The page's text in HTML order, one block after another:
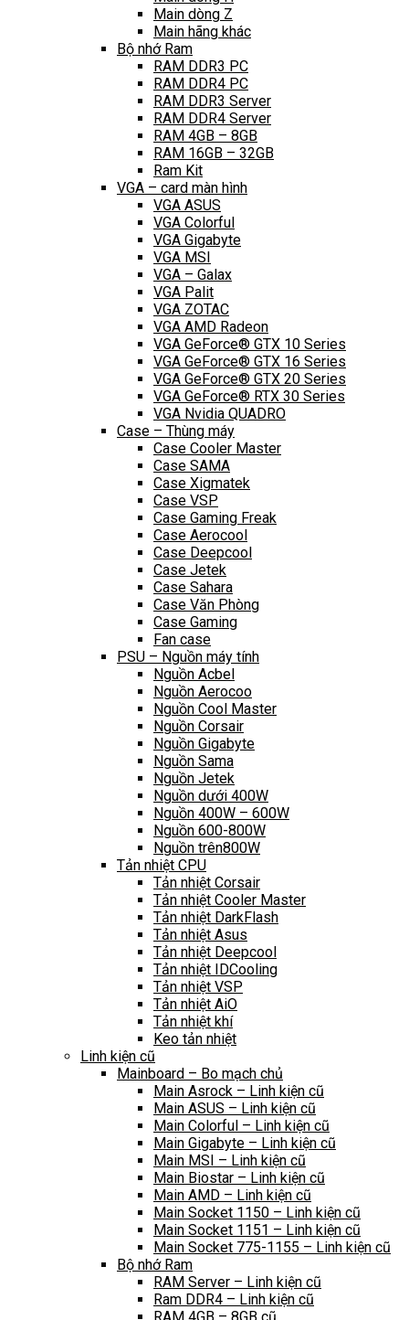
Main dòng Z
Main hãng khác
Bộ nhớ Ram
RAM DDR3 PC
RAM DDR4 PC
RAM DDR3 Server
RAM DDR4 Server
RAM 4GB – 8GB
RAM 16GB – 32GB
Ram Kit
VGA – card màn hình
VGA ASUS
VGA Colorful
VGA Gigabyte
VGA MSI
VGA – Galax
VGA Palit
VGA ZOTAC
VGA AMD Radeon
VGA GeForce® GTX 10 Series
VGA GeForce® GTX 16 Series
VGA GeForce® GTX 20 Series
VGA GeForce® RTX 30 Series
VGA Nvidia QUADRO
Case – Thùng máy
Case Cooler Master
Case SAMA
Case Xigmatek
Case VSP
Case Gaming Freak
Case Aerocool
Case Deepcool
Case Jetek
Case Sahara
Case Văn Phòng
Case Gaming
Fan case
PSU – Nguồn máy tính
Nguồn Acbel
Nguồn Aerocoo
Nguồn Cool Master
Nguồn Corsair
Nguồn Gigabyte
Nguồn Sama
Nguồn Jetek
Nguồn dưới 400W
Nguồn 400W – 600W
Nguồn 600-800W
Nguồn trên800W
Tản nhiệt CPU
Tản nhiệt Corsair
Tản nhiệt Cooler Master
Tản nhiệt DarkFlash
Tản nhiệt Asus
Tản nhiệt Deepcool
Tản nhiệt IDCooling
Tản nhiệt VSP
Tản nhiệt AiO
Tản nhiệt khí
Keo tản nhiệt
Linh kiện cũ
Mainboard – Bo mạch chủ
Main Asrock – Linh kiện cũ
Main ASUS – Linh kiện cũ
Main Colorful – Linh kiện cũ
Main Gigabyte – Linh kiện cũ
Main MSI – Linh kiện cũ
Main Biostar – Linh kiện cũ
Main AMD – Linh kiện cũ
Main Socket 1150 – Linh kiện cũ
Main Socket 1151 – Linh kiện cũ
Main Socket 775-1155 – Linh kiện cũ
Bộ nhớ Ram
RAM Server – Linh kiện cũ
Ram DDR4 – Linh kiện cũ